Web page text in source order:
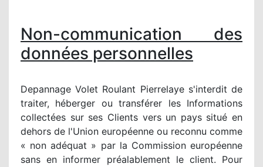
Non-communication des
données personnelles
Depannage Volet Roulant Pierrelaye s'interdit de
traiter, héberger ou transférer les Informations
collectées sur ses Clients vers un pays situé en
dehors de l'Union européenne ou reconnu comme
« non adéquat » par la Commission européenne
sans en informer préalablement le client. Pour